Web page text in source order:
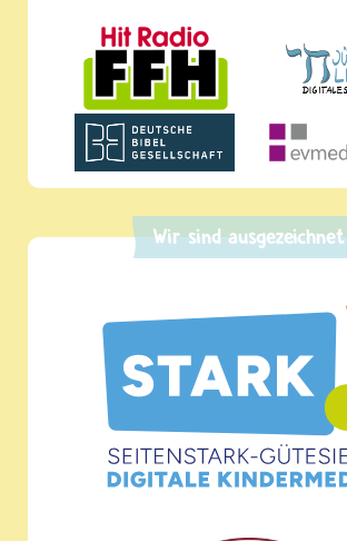
Wir sind ausgezeichnet